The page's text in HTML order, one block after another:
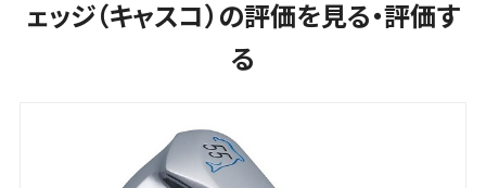
ェッジ（キャスコ）の評価を見る・評価す
る